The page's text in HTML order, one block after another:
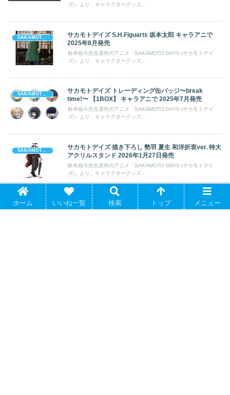
ズ)」より、キャラクターグッズ...
サカモトデイズ S.H.Figuarts 坂本太郎 キャラアニで
2025年8月発売
鈴木祐斗先生原作のアニメ「SAKAMOTO DAYS (サカモトデイ
ズ)」より、キャラクターグッズ...
サカモトデイズ トレーディング缶バッジ〜break
time!〜 【1BOX】 キャラアニで 2025年7月発売
鈴木祐斗先生原作のアニメ「SAKAMOTO DAYS (サカモトデイ
ズ)」より、キャラクターグッズ...
サカモトデイズ 描き下ろし 勢羽 夏生 和洋折衷ver. 特大
アクリルスタンド 2026年1月27日発売
鈴木祐斗先生原作のアニメ「SAKAMOTO DAYS (サカモトデイ
ズ)」より、キャラクターグッズ...
SAKAMOTO DAYS (サカモト デイズ)
サカモトデイズ CD風アクリルキーホルダー A
ホーム いいね一覧 検索 トップ メニュー